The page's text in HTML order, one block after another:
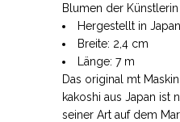
Blumen der
Hergestellt in Japan
Breite: 2,4 cm
Länge: 7 m
Das original mt
kakoshi aus Japan ist
seiner Art auf dem